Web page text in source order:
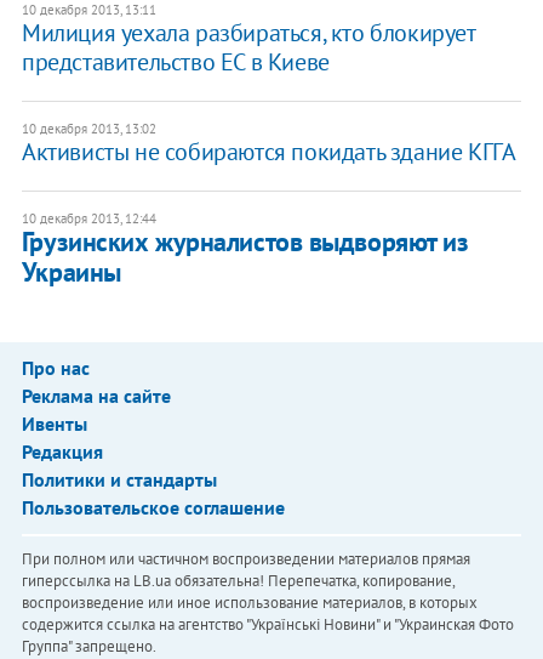
10 декабря 2013, 13:11
Милиция уехала разбираться, кто блокирует
представительство ЕС в Киеве
10 декабря 2013, 13:02
Активисты не собираются покидать здание КГГА
10 декабря 2013, 12:44
Грузинских журналистов выдворяют из
Украины
Про нас
Реклама на сайте
Ивенты
Редакция
Политики и стандарты
Пользовательское соглашение
При полном или частичном воспроизведении материалов прямая
гиперссылка на LB.ua обязательна! Перепечатка, копирование,
воспроизведение или иное использование материалов, в которых
содержится ссылка на агентство "Українськi Новини" и "Украинская Фото
Группа" запрещено.